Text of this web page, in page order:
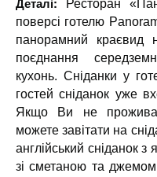
Ресторан
поверсі готелю
панорамний краєвид
поєднання
кухонь. Сніданки у
гостей сніданок уже
Якщо Ви не
можете завітати на
англійський сніданок
зі сметаною та